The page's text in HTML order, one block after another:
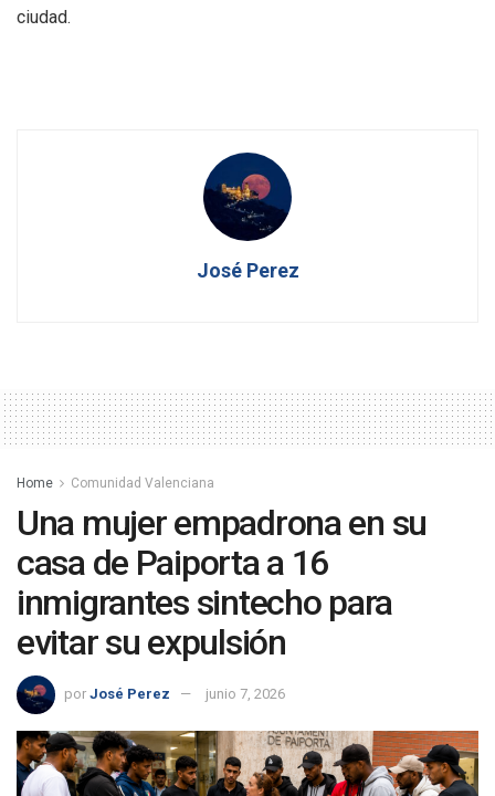
ciudad.
José Perez
Home Comunidad Valenciana
Una mujer empadrona en su
casa de Paiporta a 16
inmigrantes sintecho para
evitar su expulsión
por José Perez junio 7, 2026